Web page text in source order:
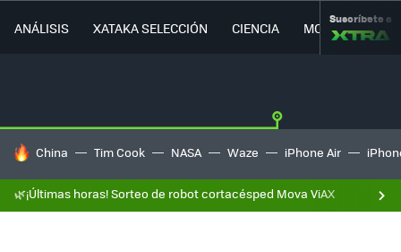
ANÁLISIS XATAKA SELECCIÓN CIENCIA MOVILIDAD
Suscríbete a
HOY SE HABLA DE
China Tim Cook NASA Waze iPhone Air
🌿¡Últimas horas! Sorteo de robot cortacésped Mova ViAX